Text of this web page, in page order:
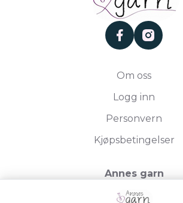
facebookinstagram
Om oss
Logg inn
Personvern
Kjøpsbetingelser
Annes garn
Storgata 19, 2750 Gran